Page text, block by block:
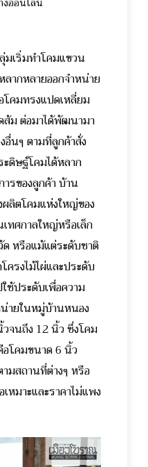
มเริ่มทำโคมแขวน
ากหลายออกจำหน่าย
โคมทรงแปดเหลี่ยม
ส้ม ต่อมาได้พัฒนามา
อื่นๆ ตามที่ลูกค้าสั่ง
ดิษฐ์โคมได้หลาก
รของลูกค้า บ้าน
ลิตโคมแห่งใหญ่ของ
เทศกาลใหญ่หรือเล็ก
หรือแม้แต่ระดับชาติ
รงไม้ไผ่และประดับ
ช้ประดับเพื่อความ
ายในหมู่บ้านหนอง
จนถึง 12 นิ้ว ซึ่งโคม
โคมขนาด 6 นิ้ว
มสถานที่ต่างๆ หรือ
หมาะและราคาไม่แพง